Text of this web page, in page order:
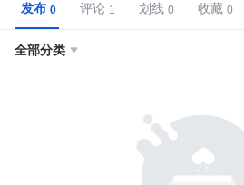
发布 评论 划线 收藏
全部分类 